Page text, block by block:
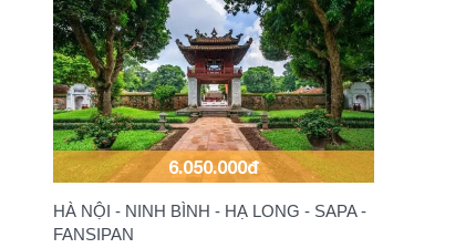
6.050.000đ
HÀ NỘI - NINH BÌNH - HẠ LONG - SAPA -
FANSIPAN